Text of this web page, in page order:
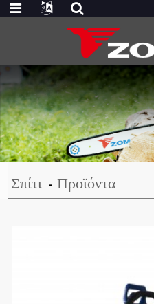
Σπίτι Προϊόντα